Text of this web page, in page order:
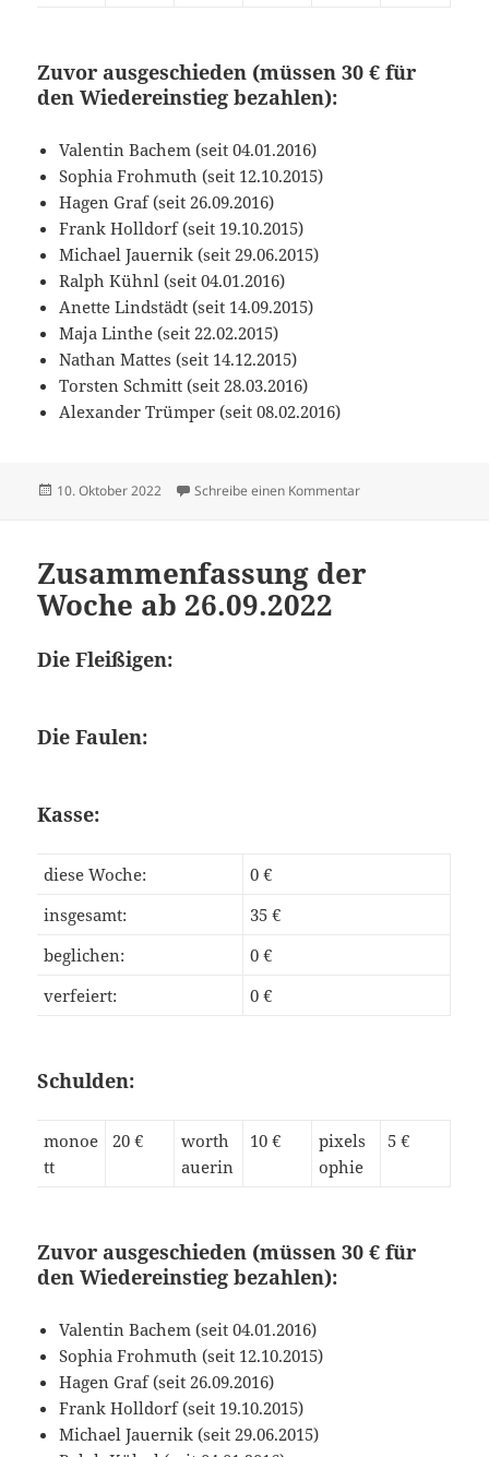
Zuvor ausgeschieden (müssen 30 € für
den Wiedereinstieg bezahlen):
Valentin Bachem (seit 04.01.2016)
Sophia Frohmuth (seit 12.10.2015)
Hagen Graf (seit 26.09.2016)
Frank Holldorf (seit 19.10.2015)
Michael Jauernik (seit 29.06.2015)
Ralph Kühnl (seit 04.01.2016)
Anette Lindstädt (seit 14.09.2015)
Maja Linthe (seit 22.02.2015)
Nathan Mattes (seit 14.12.2015)
Torsten Schmitt (seit 28.03.2016)
Alexander Trümper (seit 08.02.2016)
Veröffentlicht
10. Oktober 2022 Schreibe einen Kommentarzu
Zusammenfassung der
Woche ab 26.09.2022
Die Fleißigen:
Die Faulen:
Kasse:
diese Woche:
0 €
insgesamt:
35 €
beglichen:
0 €
verfeiert:
0 €
Schulden:
monoe
tt
20 €
worth
auerin
10 €
pixels
ophie
5 €
Zuvor ausgeschieden (müssen 30 € für
den Wiedereinstieg bezahlen):
Valentin Bachem (seit 04.01.2016)
Sophia Frohmuth (seit 12.10.2015)
Hagen Graf (seit 26.09.2016)
Frank Holldorf (seit 19.10.2015)
Michael Jauernik (seit 29.06.2015)